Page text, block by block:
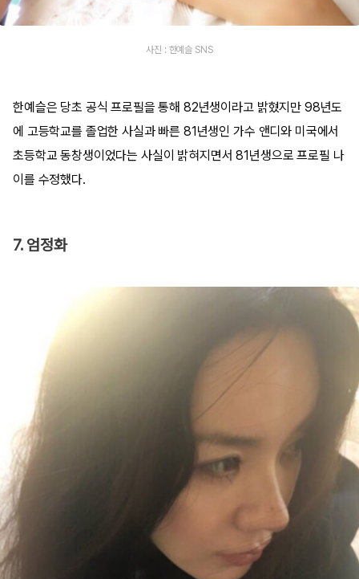
사진 : 한예슬 SNS
한예슬은 당초 공식 프로필을 통해 82년생이라고 밝혔지만 98년도
에 고등학교를 졸업한 사실과 빠른 81년생인 가수 앤디와 미국에서
초등학교 동창생이었다는 사실이 밝혀지면서 81년생으로 프로필 나
이를 수정했다.
7. 엄정화